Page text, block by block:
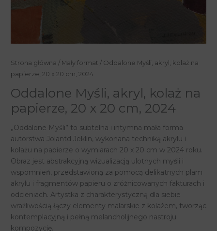
Strona główna / Mały format / Oddalone Myśli, akryl, kolaż na
papierze, 20 x 20 cm, 2024
Oddalone Myśli, akryl, kolaż na
papierze, 20 x 20 cm, 2024
„Oddalone Myśli” to subtelna i intymna mała forma
autorstwa Jolantd Jeklin, wykonana techniką akrylu i
kolażu na papierze o wymiarach 20 x 20 cm w 2024 roku.
Obraz jest abstrakcyjną wizualizacją ulotnych myśli i
wspomnień, przedstawioną za pomocą delikatnych plam
akrylu i fragmentów papieru o zróżnicowanych fakturach i
odcieniach. Artystka z charakterystyczną dla siebie
wrażliwością łączy elementy malarskie z kolażem, tworząc
kontemplacyjną i pełną melancholijnego nastroju
kompozycję.
ilość
Oddalone
akryl,
kolaż
na
papierze,
20
x
20
cm,
2024